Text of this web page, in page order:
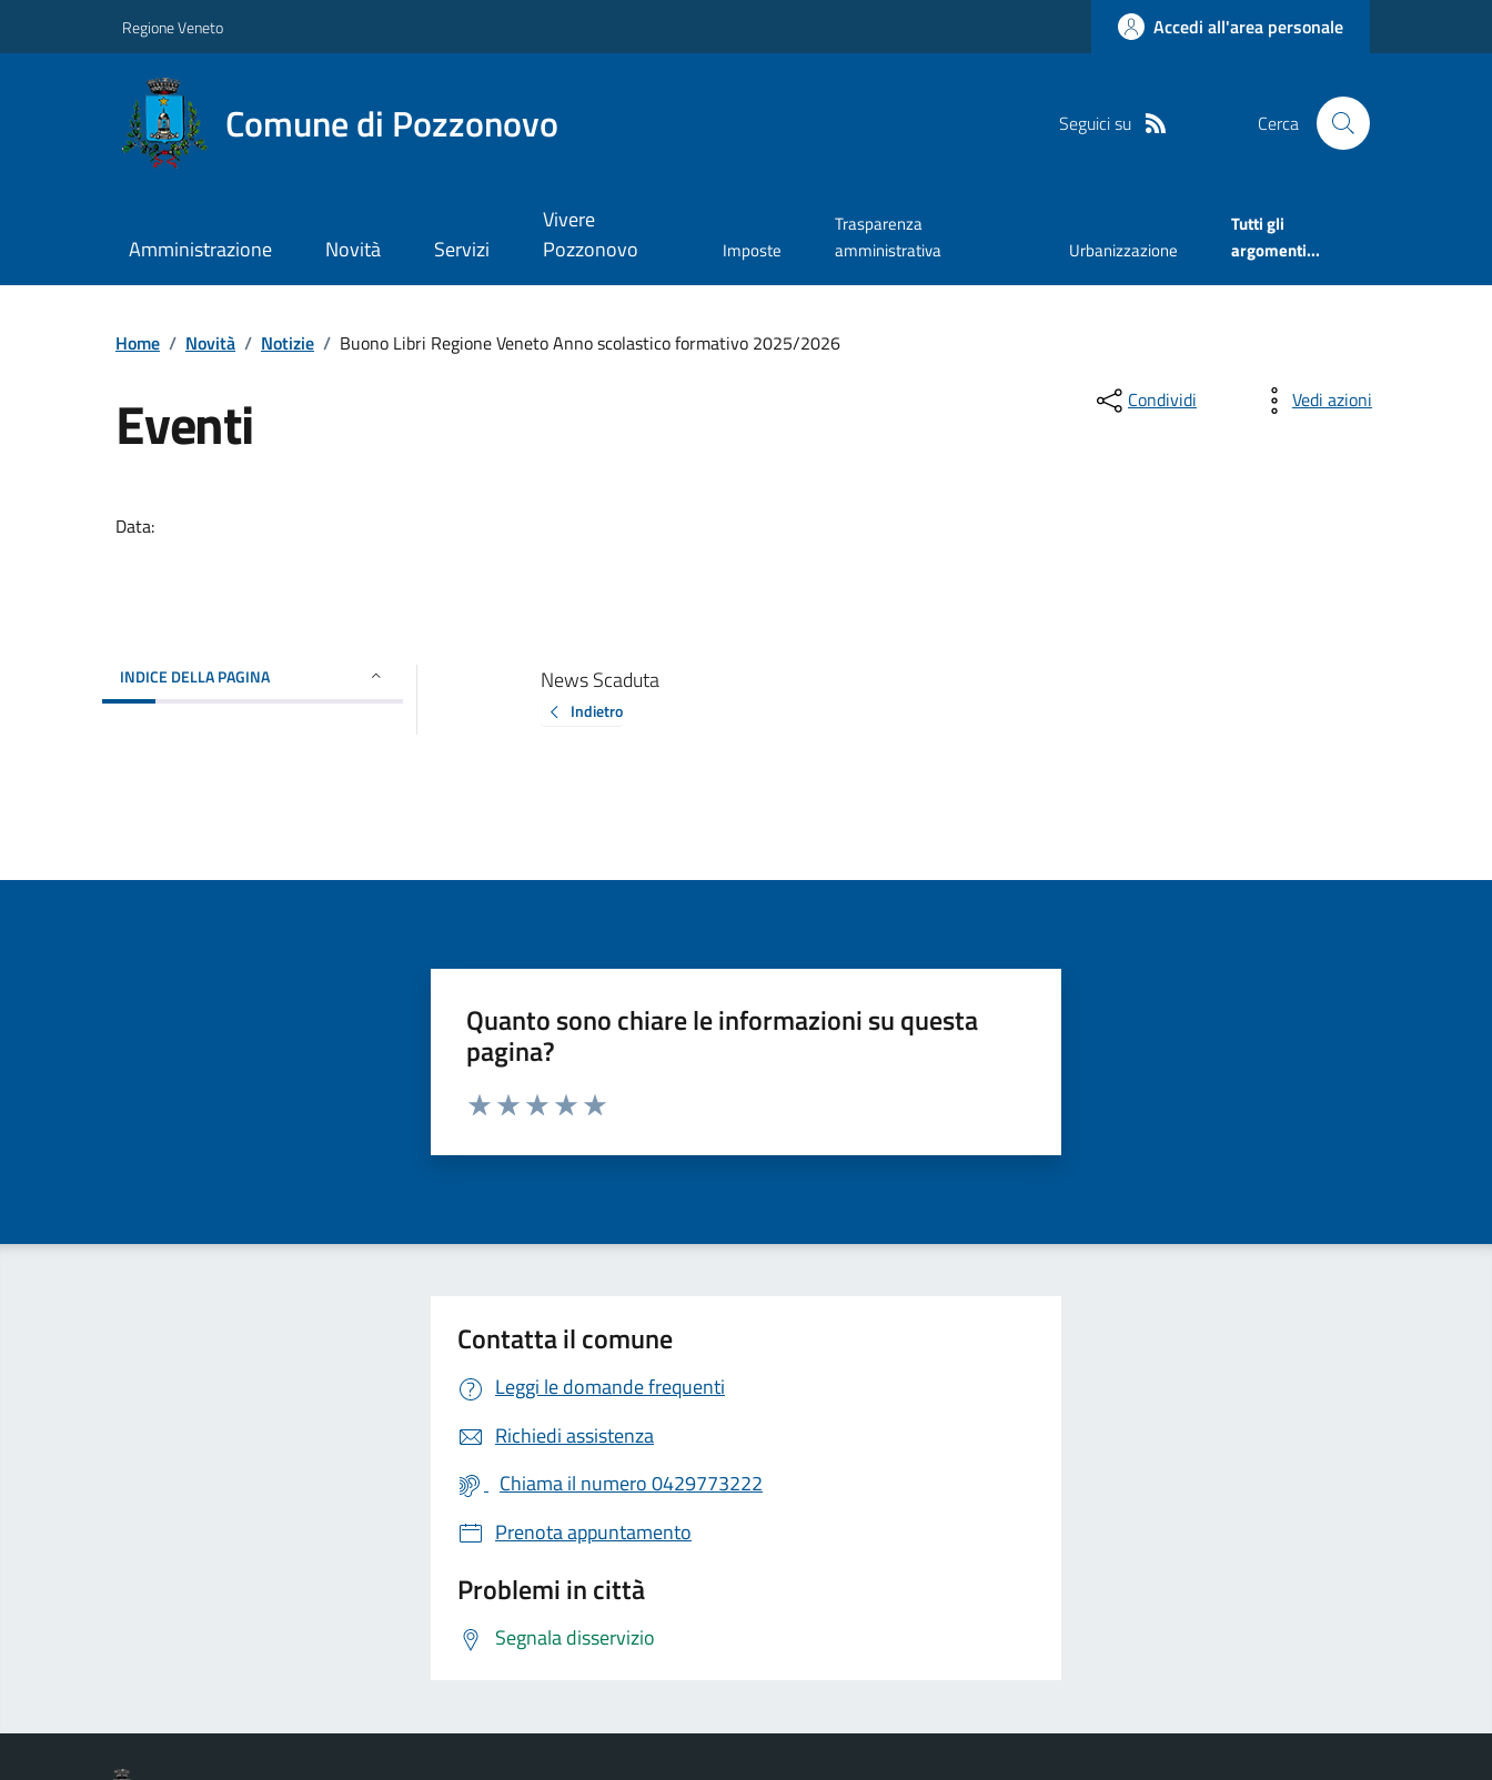
Regione Veneto Accedi all'area personale
Comune di Pozzonovo Seguici su Cerca
Amministrazione Novità Servizi
Vivere
Pozzonovo
Imposte
Trasparenza
amministrativa
Urbanizzazione
Tutti gli
argomenti...
Home / Novità / Notizie / Buono Libri Regione Veneto Anno scolastico formativo 2025/2026
Eventi
Data:
Condividi Vedi azioni
INDICE DELLA PAGINA News Scaduta
Indietro
Quanto sono chiare le informazioni su questa
pagina?
Valuta da 1 a 5 stelle la pagina
Contatta il comune
Leggi le domande frequenti
Richiedi assistenza
Chiama il numero 0429773222
Prenota appuntamento
Problemi in città
Segnala disservizio